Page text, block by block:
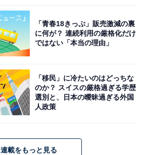
「青春18きっぷ」販売激減の裏
に何が？ 連続利用の厳格化だけ
ではない「本当の理由」
「移民」に冷たいのはどっちな
のか？ スイスの厳格過ぎる学歴
選別と、日本の曖昧過ぎる外国
人政策
連載をもっと見る